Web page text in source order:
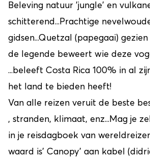
Beleving natuur 'jungle' en
schitterend...Prachtige
gidsen...Quetzal (papegaai)
de legende beweert wie deze
...beleeft Costa Rica 100% in al
het land te bieden heeft!
Van alle reizen veruit de beste
, stranden, klimaat, enz...Mag je
in je reisdagboek van
waard is' Canopy' aan kabel